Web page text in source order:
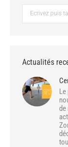
Actualités
Le
de